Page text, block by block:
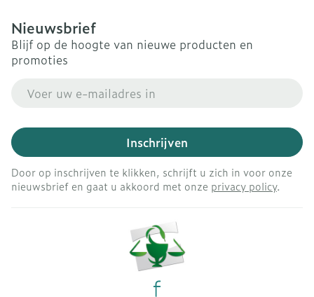
Nieuwsbrief
Blijf op de hoogte van nieuwe producten en
promoties
Inschrijven
Door op inschrijven te klikken, schrijft u zich in voor onze
nieuwsbrief en gaat u akkoord met onze privacy policy.